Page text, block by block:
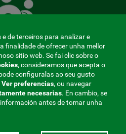
Aviso legal|Privacidade
de terceiros para analizar e
finalidade de ofrecer unha mellor
sitio web. Se fai clic sobre o
, consideramos que acepta o
configuralas ao seu gusto
Ver preferencias, ou navegar
necesarias. En cambio, se
antes de tomar unha